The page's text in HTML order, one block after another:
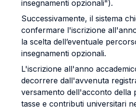
insegnamenti opzionali").
Successivamente, il sistema
confermare l'iscrizione
la scelta dell’eventuale
insegnamenti opzionali.
L'iscrizione all'anno
decorrere dall'avvenuta
versamento dell'acconto della
tasse e contributi universitari